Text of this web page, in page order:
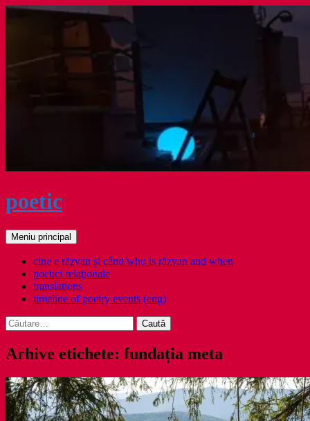
poetic
Caută
Meniu principal
cine e răzvan și când/who is răzvan and when
poetici relaţionale
translations
timeline of poetry events (eng)
Caută
după:
Arhive etichete: fundația meta